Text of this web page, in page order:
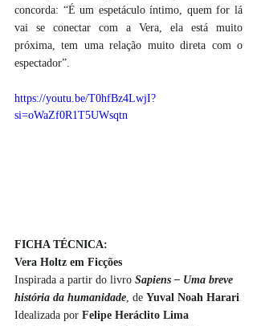
concorda: “É um espetáculo íntimo, quem for lá
vai se conectar com a Vera, ela está muito
próxima, tem uma relação muito direta com o
espectador”.
https://youtu.be/T0hfBz4LwjI?
si=oWaZf0R1T5UWsqtn
FICHA TÉCNICA:
Vera Holtz em Ficções
Inspirada a partir do livro Sapiens – Uma breve
história da humanidade, de Yuval Noah Harari
Idealizada por Felipe Heráclito Lima